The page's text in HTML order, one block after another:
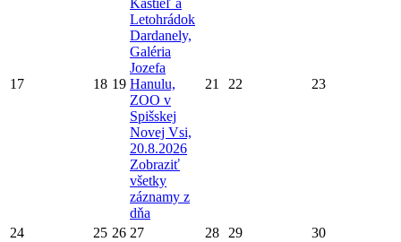
17 18 19
Kaštieľ a
Letohrádok
Dardanely,
Galéria
Jozefa
Hanulu,
ZOO v
Spišskej
Novej Vsi,
20.8.2026
Zobraziť
všetky
záznamy z
dňa
21 22 23
24 25 26 27 28 29
30